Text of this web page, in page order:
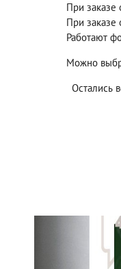
При заказе
При заказе
Работают
Можно
Остались